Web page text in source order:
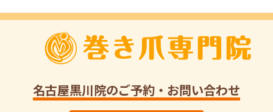
名古屋黒川院のご予約・お問い合わせ